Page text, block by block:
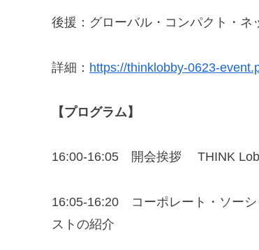
後援：グローバル・コンパクト・ネ
詳細： https://thinklobby-0623-
【プログラム】
16:00-16:05 開会挨拶 THINK
16:05-16:20 コーポレート・ソーシ
ストの紹介